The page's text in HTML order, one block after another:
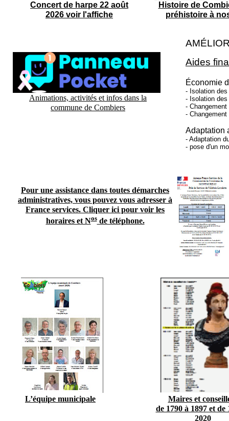
L’équipe municipale
Maires et
de 1790 à 1897 et de
2020
Pour une assistance dans toutes démarches
administratives, vous pouvez vous adresser à
France services. Cliquer ici pour voir les
horaires et Nosde téléphone.
Aides
Économie
- Isolation
- Isolation des
-
-
Adaptation
- Adaptation
- pose d'un
Histoire de
préhistoire à
Animations, activités et infos dans la
commune de Combiers
Concert de harpe 22 août
2026 voir l'affiche